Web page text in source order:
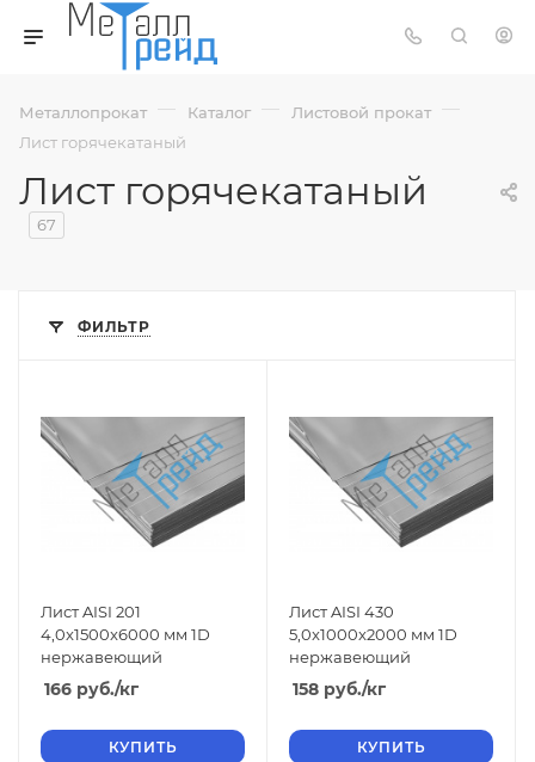
Металлопрокат — Каталог — Листовой прокат —
Лист горячекатаный
Лист горячекатаный
67
ФИЛЬТР
Лист AISI 201
4,0x1500x6000 мм 1D
нержавеющий
166 руб./кг
КУПИТЬ
Лист AISI 430
5,0x1000x2000 мм 1D
нержавеющий
158 руб./кг
КУПИТЬ